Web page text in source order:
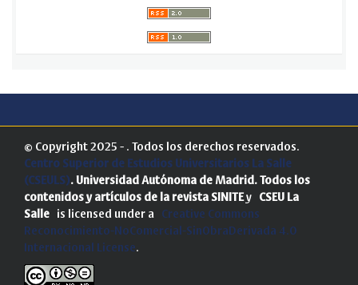
© Copyright 2025 - . Todos los derechos reservados.
Centro Superior de Estudios Universitarios La Salle
(CSEULS). Universidad Autónoma de Madrid. Todos los
contenidos y artículos de la revista SINITEy CSEU La
Salle is licensed under a Creative Commons
Reconocimiento-NoComercial-SinObraDerivada 4.0
Internacional License.